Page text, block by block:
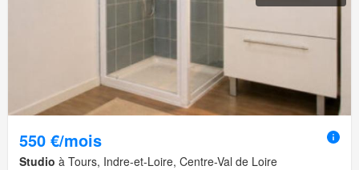
550 €/mois
Studio à Tours, Indre-et-Loire, Centre-Val de Loire